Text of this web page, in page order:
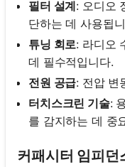
필터 설계: 오디오
단하는 데 사용됩
튜닝 회로: 라디오
데 필수적입니다.
전원 공급: 전압 변
터치스크린 기술:
를 감지하는 데 중
커패시터 임피던